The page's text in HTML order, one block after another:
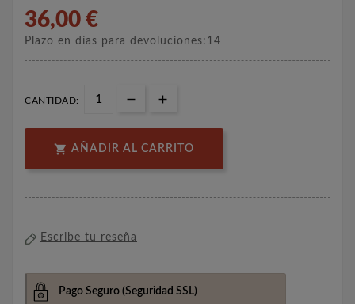
36,00 €
Plazo en días para devoluciones:14
CANTIDAD:
 AÑADIR AL CARRITO
Escribe tu reseña
Pago Seguro (Seguridad SSL)